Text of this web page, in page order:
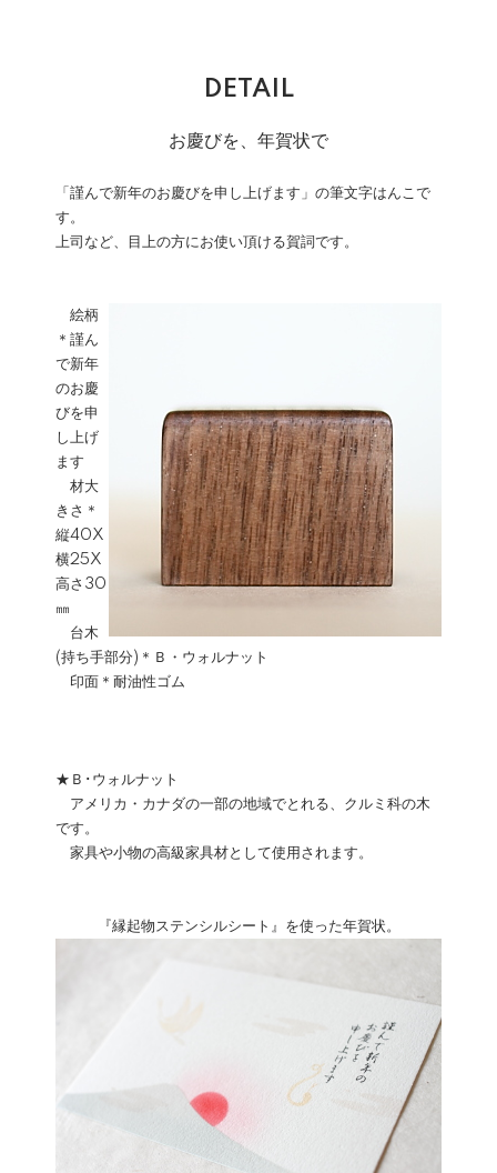
DETAIL
お慶びを、年賀状で
「謹んで新年のお慶びを申し上げます」の筆文字はんこで
す。
上司など、目上の方にお使い頂ける賀詞です。
絵柄
＊謹ん
で新年
のお慶
びを申
し上げ
ます
材大
きさ＊
縦40X
横25X
高さ30
㎜
台木
(持ち手部分)＊Ｂ・ウォルナット
印面＊耐油性ゴム
★Ｂ･ウォルナット
アメリカ・カナダの一部の地域でとれる、クルミ科の木
です。
家具や小物の高級家具材として使用されます。
『縁起物ステンシルシート』を使った年賀状。